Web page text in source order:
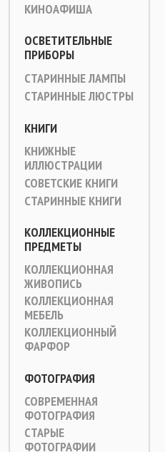
КИНОАФИША
ОСВЕТИТЕЛЬНЫЕ
ПРИБОРЫ
СТАРИННЫЕ ЛАМПЫ
СТАРИННЫЕ ЛЮСТРЫ
КНИГИ
КНИЖНЫЕ
ИЛЛЮСТРАЦИИ
СОВЕТСКИЕ КНИГИ
СТАРИННЫЕ КНИГИ
КОЛЛЕКЦИОННЫЕ
ПРЕДМЕТЫ
КОЛЛЕКЦИОННАЯ
ЖИВОПИСЬ
КОЛЛЕКЦИОННАЯ
МЕБЕЛЬ
КОЛЛЕКЦИОННЫЙ
ФАРФОР
ФОТОГРАФИЯ
СОВРЕМЕННАЯ
ФОТОГРАФИЯ
СТАРЫЕ
ФОТОГРАФИИ